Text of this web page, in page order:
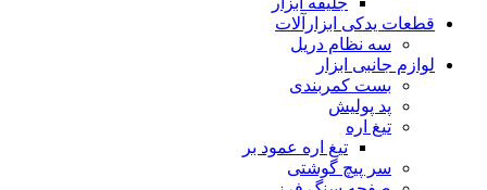
قطعات یدکی ابزارآلات
سه نظام دریل
لوازم جانبی ابزار
بست کمربندی
پد پولیش
تیغ اره
تیغ اره عمود بر
سر پیچ گوشتی